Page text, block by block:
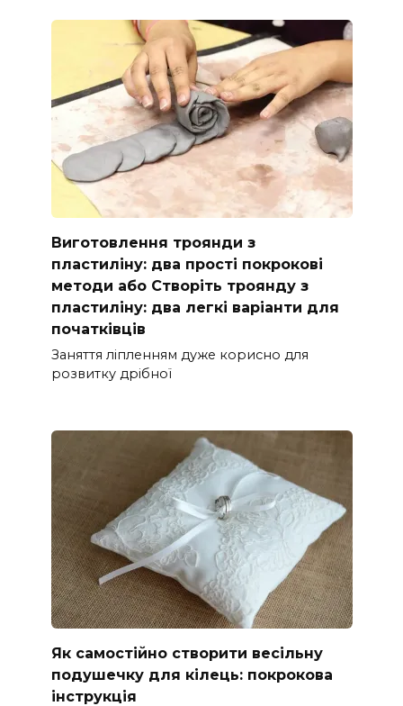
Виготовлення троянди з
пластиліну: два прості покрокові
методи або Створіть троянду з
пластиліну: два легкі варіанти для
початківців
Заняття ліпленням дуже корисно для
розвитку дрібної
Як самостійно створити весільну
подушечку для кілець: покрокова
інструкція